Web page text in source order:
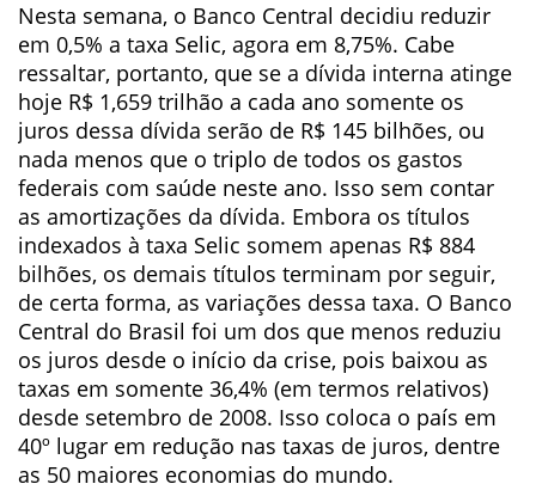
Nesta semana, o Banco Central decidiu reduzir
em 0,5% a taxa Selic, agora em 8,75%. Cabe
ressaltar, portanto, que se a dívida interna atinge
hoje R$ 1,659 trilhão a cada ano somente os
juros dessa dívida serão de R$ 145 bilhões, ou
nada menos que o triplo de todos os gastos
federais com saúde neste ano. Isso sem contar
as amortizações da dívida. Embora os títulos
indexados à taxa Selic somem apenas R$ 884
bilhões, os demais títulos terminam por seguir,
de certa forma, as variações dessa taxa. O Banco
Central do Brasil foi um dos que menos reduziu
os juros desde o início da crise, pois baixou as
taxas em somente 36,4% (em termos relativos)
desde setembro de 2008. Isso coloca o país em
40º lugar em redução nas taxas de juros, dentre
as 50 maiores economias do mundo.